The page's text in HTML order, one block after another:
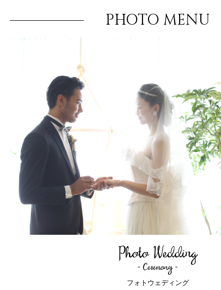
PHOTO MENU
Photo Wedding
Ceremony
フォトウェディング